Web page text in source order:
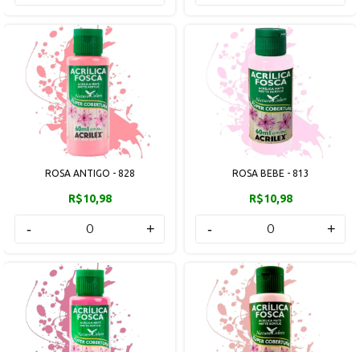
ROSA ANTIGO - 828
R$10,98
- +
ROSA BEBE - 813
R$10,98
- +